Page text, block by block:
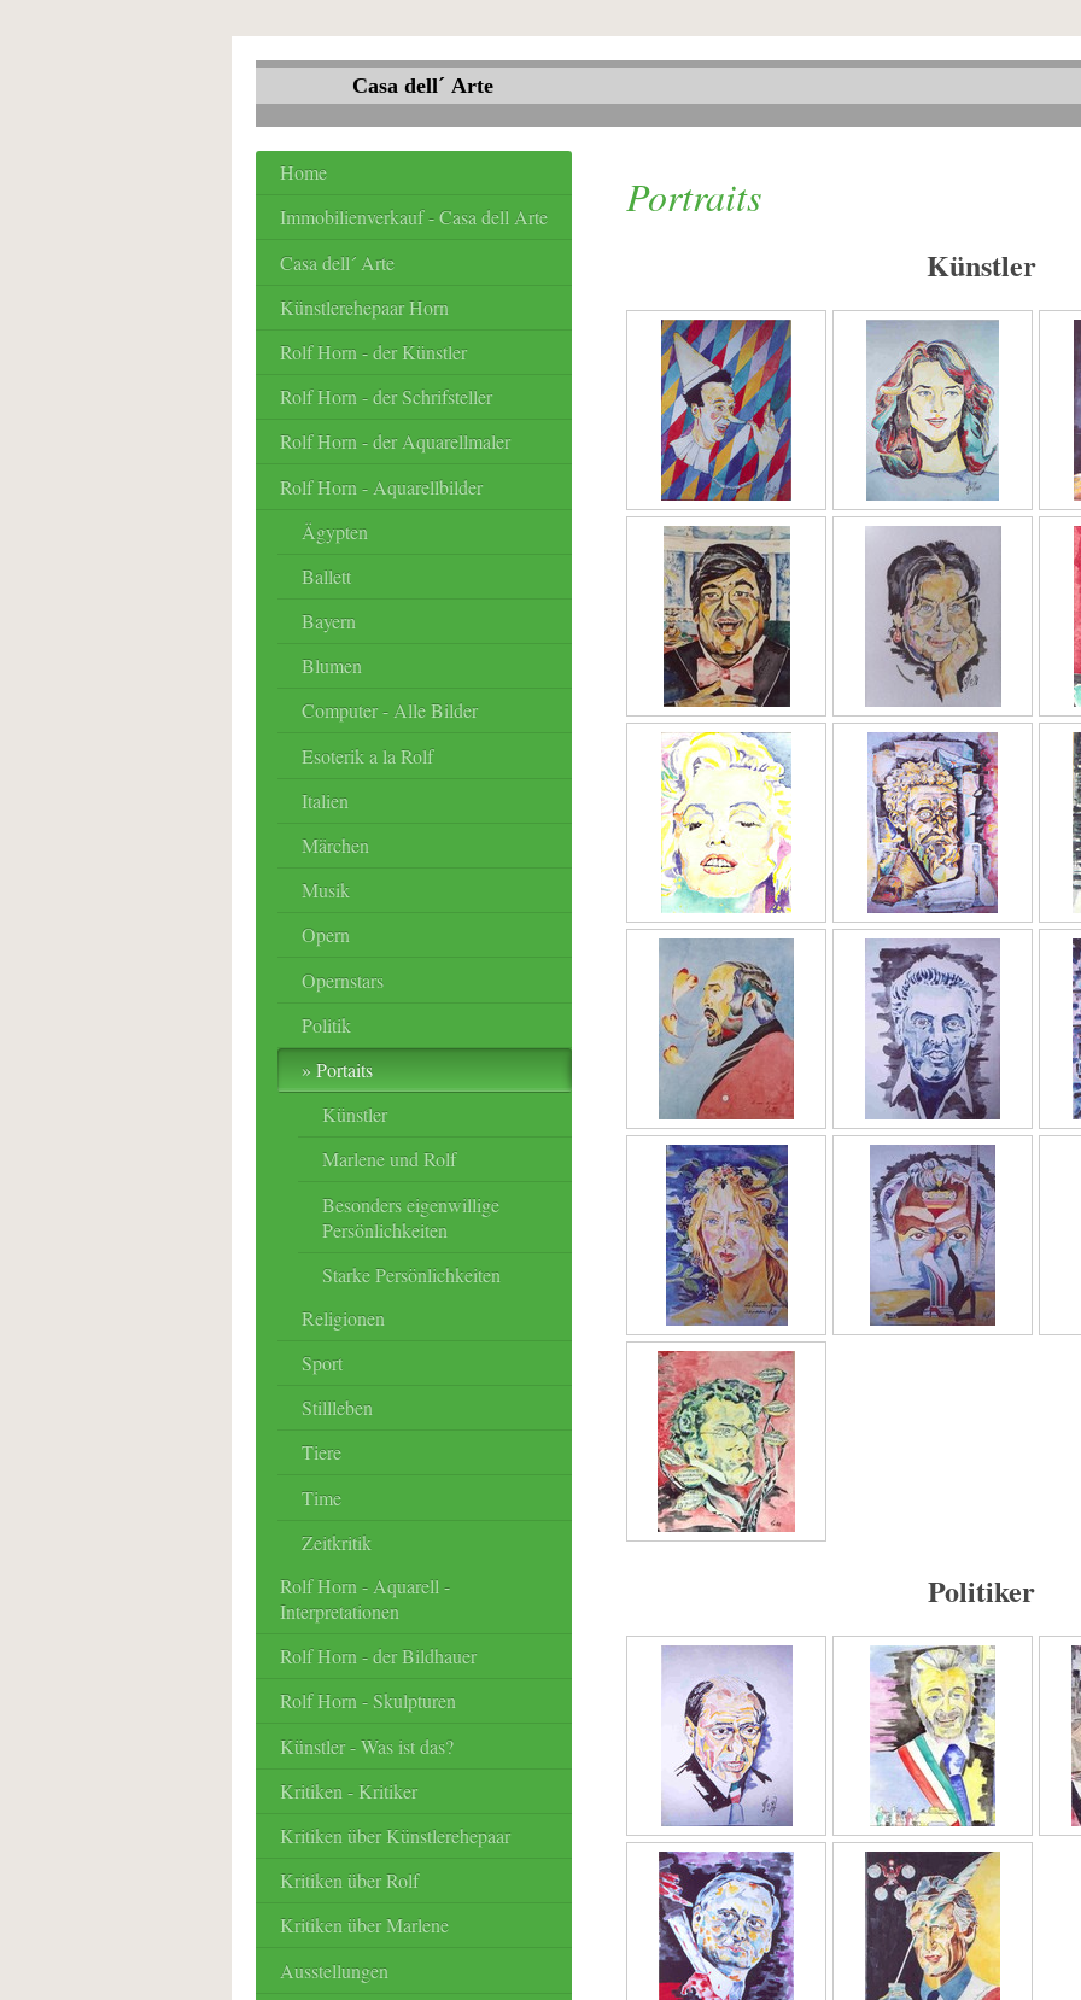
Casa dell´ Arte
Portraits
Künstler
Politiker
Home
Immobilienverkauf - Casa dell Arte
Casa dell´ Arte
Künstlerehepaar Horn
Rolf Horn - der Künstler
Rolf Horn - der Schrifsteller
Rolf Horn - der Aquarellmaler
Rolf Horn - Aquarellbilder
Ägypten
Ballett
Bayern
Blumen
Computer - Alle Bilder
Esoterik a la Rolf
Italien
Märchen
Musik
Opern
Opernstars
Politik
Portaits
Künstler
Marlene und Rolf
Besonders eigenwillige
Persönlichkeiten
Starke Persönlichkeiten
Religionen
Sport
Stillleben
Tiere
Time
Zeitkritik
Rolf Horn - Aquarell -
Interpretationen
Rolf Horn - der Bildhauer
Rolf Horn - Skulpturen
Künstler - Was ist das?
Kritiken - Kritiker
Kritiken über Künstlerehepaar
Kritiken über Rolf
Kritiken über Marlene
Ausstellungen